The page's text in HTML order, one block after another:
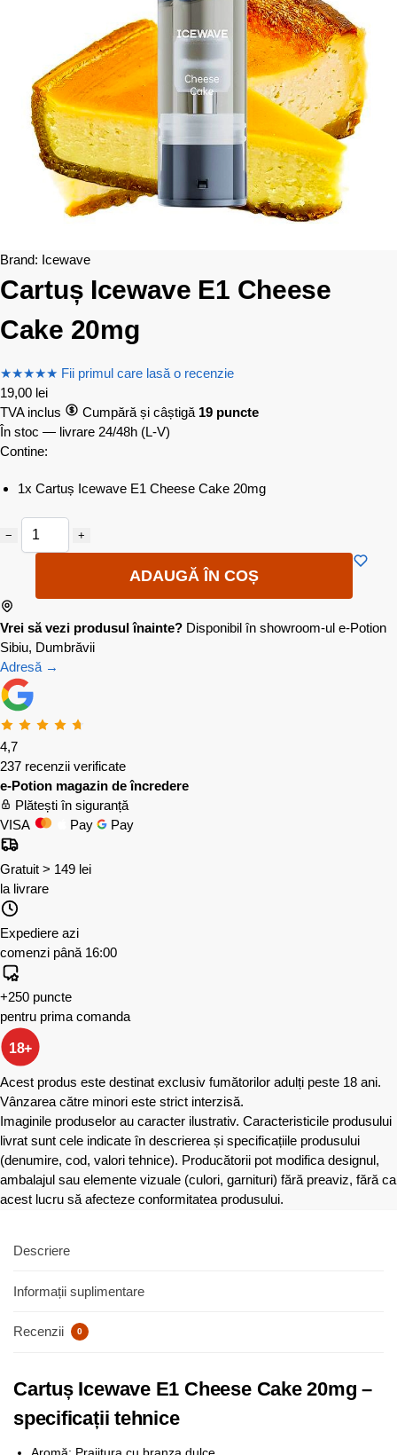
Brand: Icewave
Cartuș Icewave E1 Cheese
Cake 20mg
★★★★★ Fii primul care lasă o recenzie
19,00 lei
TVA inclus
Cumpără și câștigă 19 puncte
În stoc — livrare 24/48h (L-V)
Contine:
1x Cartuș Icewave E1 Cheese Cake 20mg
− +
ADAUGĂ ÎN COȘ
Vrei să vezi produsul înainte? Disponibil în showroom-ul e-Potion
Sibiu, Dumbrăvii
Adresă →
4,7
237 recenzii verificate
e-Potion magazin de încredere
Plătești în siguranță
VISA
Pay Pay
Gratuit > 149 lei
la livrare
Expediere azi
comenzi până 16:00
+250 puncte
pentru prima comanda
18+
Acest produs este destinat exclusiv fumătorilor adulți peste 18 ani.
Vânzarea către minori este strict interzisă.
Imaginile produselor au caracter ilustrativ. Caracteristicile produsului
livrat sunt cele indicate în descrierea și specificațiile produsului
(denumire, cod, valori tehnice). Producătorii pot modifica designul,
ambalajul sau elemente vizuale (culori, garnituri) fără preaviz, fără ca
acest lucru să afecteze conformitatea produsului.
Descriere
Informații suplimentare
Recenzii 0
Cartuș Icewave E1 Cheese Cake 20mg –
specificații tehnice